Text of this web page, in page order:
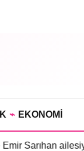
⌁ EKONOMİ
Sarıhan